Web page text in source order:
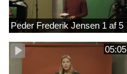
Peder Frederik Jensen 1 af 5
05:05